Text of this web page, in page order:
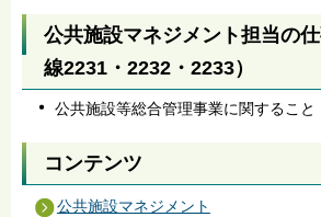
公共施設マネジメント担当の
線2231・2232・2233）
公共施設等総合管理事業に関すること
コンテンツ
公共施設マネジメント